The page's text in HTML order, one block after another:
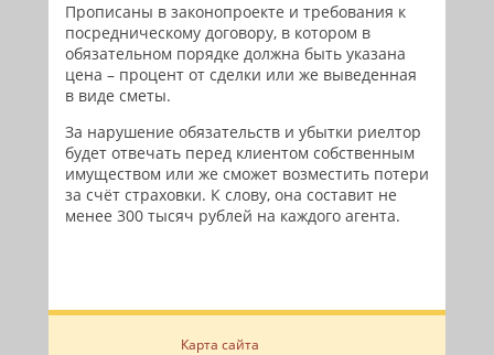
Прописаны в законопроекте и требования к
посредническому договору, в котором в
обязательном порядке должна быть указана
цена – процент от сделки или же выведенная
в виде сметы.
За нарушение обязательств и убытки риелтор
будет отвечать перед клиентом собственным
имуществом или же сможет возместить потери
за счёт страховки. К слову, она составит не
менее 300 тысяч рублей на каждого агента.
Карта сайта